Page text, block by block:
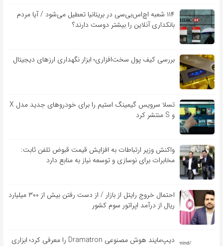
۱۱۴ شعبه اچ‌اس‌بی‌سی در بریتانیا تعطیل می‌شود / آیا مردم
بانکداری آنلاین را بیشتر دوست دارند؟
بررسی کیف‌ پول سخت‌افزاری؛ ابزار نگهداری ارزهای دیجیتال
تسلا سرویس گیمینگ استیم را برای خودروهای جدید مدل X
و S منتشر کرد
واکنش وزیر ارتباطات به افزایش قیمت قبوض تلفن ثابت:
مخابرات برای نوسازی و توسعه نیاز به منابع دارد
احتمال خروج رایتل از بازار / از دست رفتن بیش از ۳۰۰ میلیارد
ریال از درآمد اپراتور سوم کشور
دیپ‌مایند هوش مصنوعی Dramatron را معرفی کرد؛ ابزاری